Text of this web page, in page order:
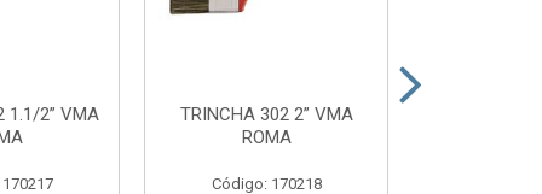
1.1/2” VMA
TRINCHA 302 2” VMA
ROMA
Código: 170218